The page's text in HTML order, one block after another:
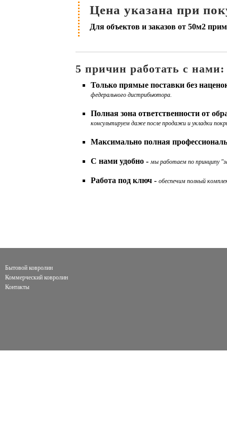
Цена указана при
Для объектов и заказов от 50м2
5 причин работать с нами:
Только прямые поставки без
федерального дистрибьютора.
Полная зона ответственности от
консультируем даже после продажи и укладки
Максимально полная
С нами удобно - мы работаем по принципу
Работа под ключ - обеспечим полный
Бытовой ковролин
Коммерческий ковролин
Контакты